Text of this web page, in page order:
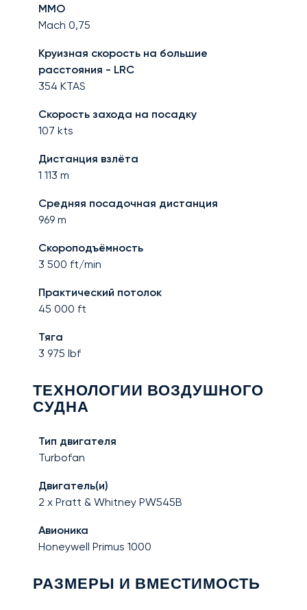
MMO
Mach 0,75
Круизная скорость на большие
расстояния - LRC
354 KTAS
Скорость захода на посадку
107 kts
Дистанция взлёта
1 113 m
Средняя посадочная дистанция
969 m
Скороподъёмность
3 500 ft/min
Практический потолок
45 000 ft
Тяга
3 975 lbf
ТЕХНОЛОГИИ ВОЗДУШНОГО
СУДНА
Тип двигателя
Turbofan
Двигатель(и)
2 x Pratt & Whitney PW545B
Авионика
Honeywell Primus 1000
РАЗМЕРЫ И ВМЕСТИМОСТЬ